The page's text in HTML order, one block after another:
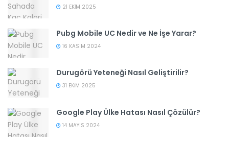
21 EKIM 2025
Pubg Mobile UC Nedir ve Ne İşe Yarar?
16 KASIM 2024
Durugörü Yeteneği Nasıl Geliştirilir?
31 EKIM 2025
Google Play Ülke Hatası Nasıl Çözülür?
14 MAYIS 2024